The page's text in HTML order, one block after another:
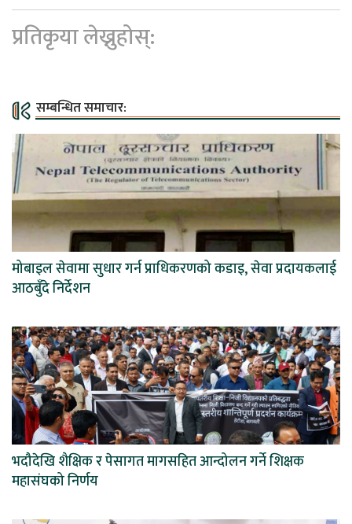
प्रतिकृया लेख्नुहोस्:
सम्बन्धित समाचार:
मोबाइल सेवामा सुधार गर्न प्राधिकरणको कडाइ, सेवा प्रदायकलाई
आठबुँदे निर्देशन
भदौदेखि शैक्षिक र पेसागत मागसहित आन्दोलन गर्ने शिक्षक
महासंघको निर्णय